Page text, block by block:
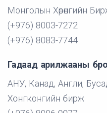
Монголын Хөрөнгийн
(+976) 8003-7272
(+976) 8083-7744
Гадаад арилжааны
АНУ, Канад, Англи,
Хонгконгийн бирж